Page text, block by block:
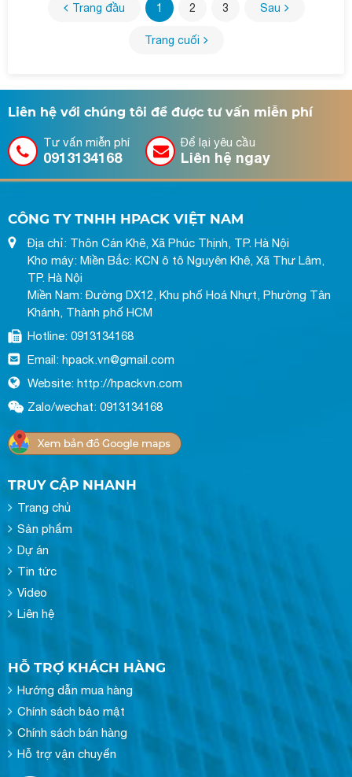
Trang đầu 1 2 3 Sau
Trang cuối
Liên hệ với chúng tôi để được tư vấn miễn phí
Tư vấn miễn phí
0913134168
Để lại yêu cầu
Liên hệ ngay
CÔNG TY TNHH HPACK VIỆT NAM
Địa chỉ: Thôn Cán Khê, Xã Phúc Thịnh, TP. Hà Nội
Kho máy: Miền Bắc: KCN ô tô Nguyên Khê, Xã Thư Lâm,
TP. Hà Nội
Miền Nam: Đường DX12, Khu phố Hoá Nhựt, Phường Tân
Khánh, Thành phố HCM
Hotline: 0913134168
Email: hpack.vn@gmail.com
Website: http://hpackvn.com
Zalo/wechat: 0913134168
TRUY CẬP NHANH
Trang chủ
Sản phẩm
Dự án
Tin tức
Video
Liên hệ
HỖ TRỢ KHÁCH HÀNG
Hướng dẫn mua hàng
Chính sách bảo mật
Chính sách bán hàng
Hỗ trợ vận chuyển